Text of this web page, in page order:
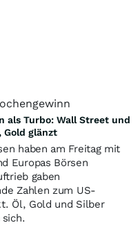
als Turbo: Wall Street und
Gold glänzt
haben am Freitag mit
Europas Börsen
gaben
Zahlen zum US-
Öl, Gold und Silber